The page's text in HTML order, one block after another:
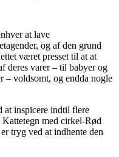
at lave
og af den grund
været presset til at at
deres varer – til babyer og
– voldsomt, og endda nogle
inspicere indtil flere
med cirkel-Rød
tryg ved at indhente den